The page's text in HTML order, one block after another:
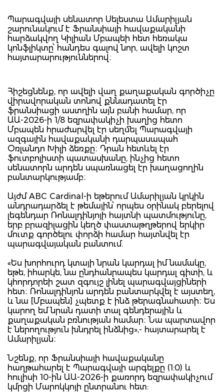
Պարագվայի սենատոր Սելեստա Ամարիլյան
շարունակում է Ֆրանսիայի հավաքականի
հարձակվող Կիլիան Մբապեի հետ հեռակա
կոնֆլիկտը՝ հանդես գալով նոր, ավելի կոշտ
հայտարարություններով։
Հիշեցնենք, որ ավելի վաղ քաղաքական գործիչը
վիրավորական տոնով քննադատել էր
ֆրանսիացի աստղին այն բանի համար, որ
ԱԱ-2026-ի 1/8 եզրափակիչի խաղից հետո
Մբապեն հրաժարվել էր սեղմել Պարագվայի
ազգային հավաքականի դարպասապահ
Օռլանդո Խիլի ձեռքը։ Դրան հետևել էր
ֆուտբոլիստի պատասխանը, ինչից հետո
սենատորն արդեն սպառնացել էր խաղացողին
բանտարկությամբ։
Այժմ ABC Cardinal-ի եթերում Ամարիլյան կրկին
անդրադարձել է թեմային՝ որպես օրինակ բերելով
լեգենդար Ռոնալդինյոյի հայտնի պատմությունը,
երբ բրազիլացին կեղծ փաստաթղթերով երկիր
մուտք գործելու փորձի համար հայտնվել էր
պարագվայական բանտում.
«Ես խորհուրդ կտայի նրան կարդալ իմ նամակը,
եթե, իհարկե, նա ընդհանրապես կարդալ գիտի, և
կհորդորեի շատ զգույշ լինել պարագվայցիների
հետ։ Ռոնալդինյոն արդեն բանտարկվել է այստեղ,
և նա [Մբապեն] չպետք է ինձ թերագնահատի։ Ես
կարող եմ նրան դատի տալ գենդերային և
քաղաքական բռնության համար։ Նա պարտավոր
է ներողություն խնդրել ինձնից»,- հայտարարել է
Ամարիլյան։
Նշենք, որ Ֆրանսիայի հավաքականը
հաղթահարել է Պարագվայի արգելքը (1:0) և
հուլիսի 10-ին ԱԱ-2026-ի քառորդ եզրափակիչում
կմրցի Մարոկկոյի ընտրանու հետ: